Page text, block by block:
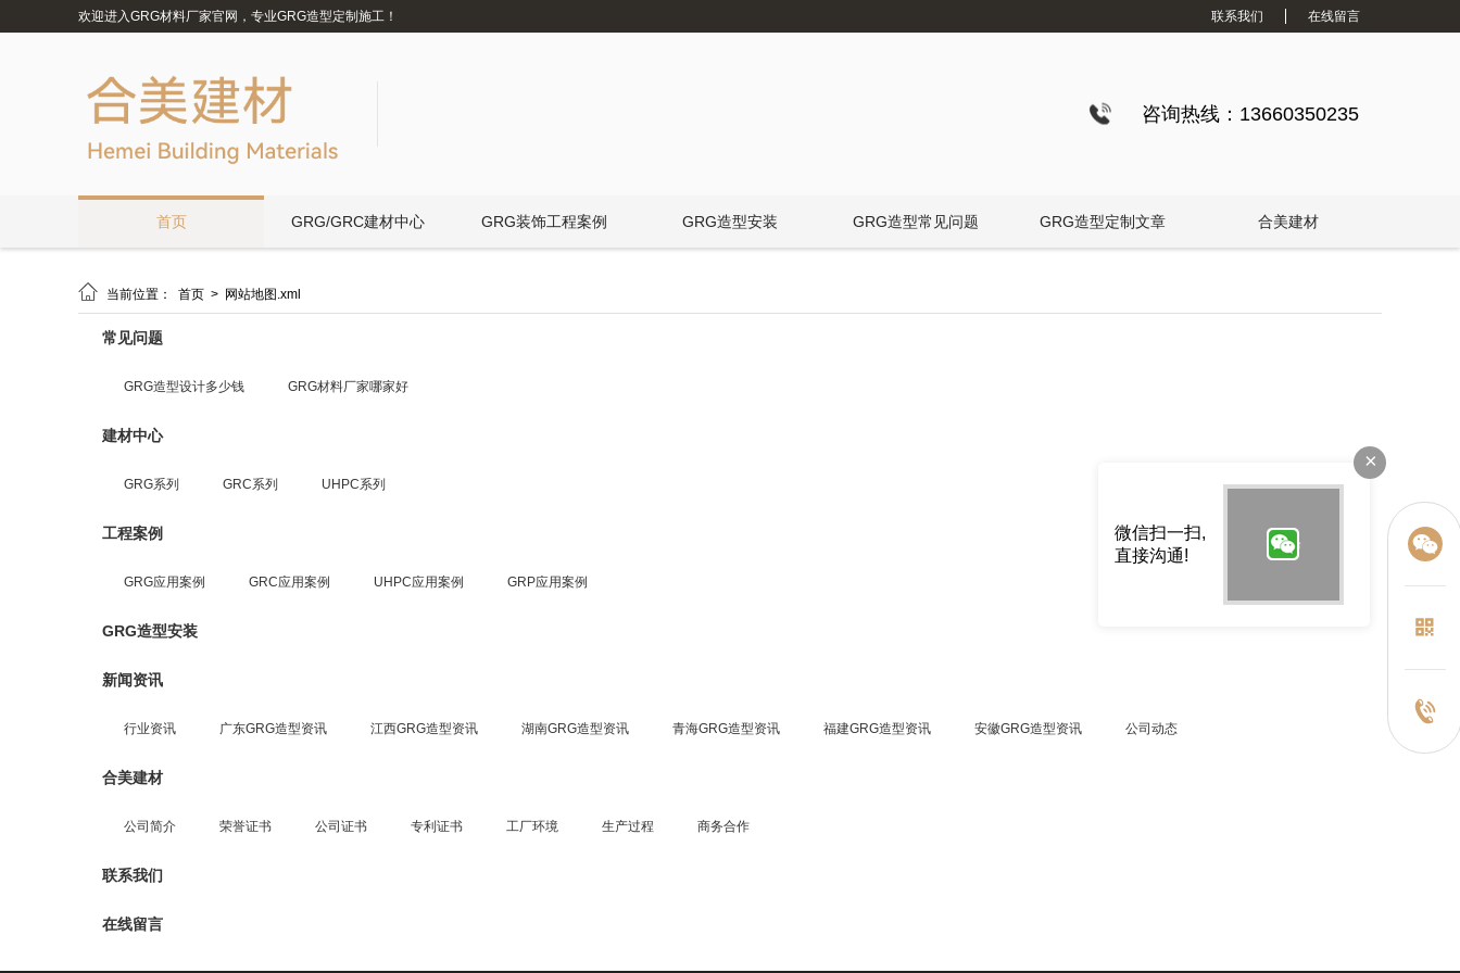
欢迎进入GRG材料厂家官网，专业GRG造型定制施工！ 联系我们 在线留言
咨询热线：13660350235
首页 GRG/GRC建材中心 GRG装饰工程案例 GRG造型安装 GRG造型常见问题 GRG造型定制文章 合美建材
 当前位置： 首页 > 网站地图.xml
常见问题
GRG造型设计多少钱 GRG材料厂家哪家好
建材中心
GRG系列 GRC系列 UHPC系列
工程案例
GRG应用案例 GRC应用案例 UHPC应用案例 GRP应用案例
GRG造型安装
新闻资讯
行业资讯 广东GRG造型资讯 江西GRG造型资讯 湖南GRG造型资讯 青海GRG造型资讯 福建GRG造型资讯 安徽GRG造型资讯 公司动态
合美建材
公司简介 荣誉证书 公司证书 专利证书 工厂环境 生产过程 商务合作
联系我们
在线留言
×
微信扫一扫,
直接沟通!